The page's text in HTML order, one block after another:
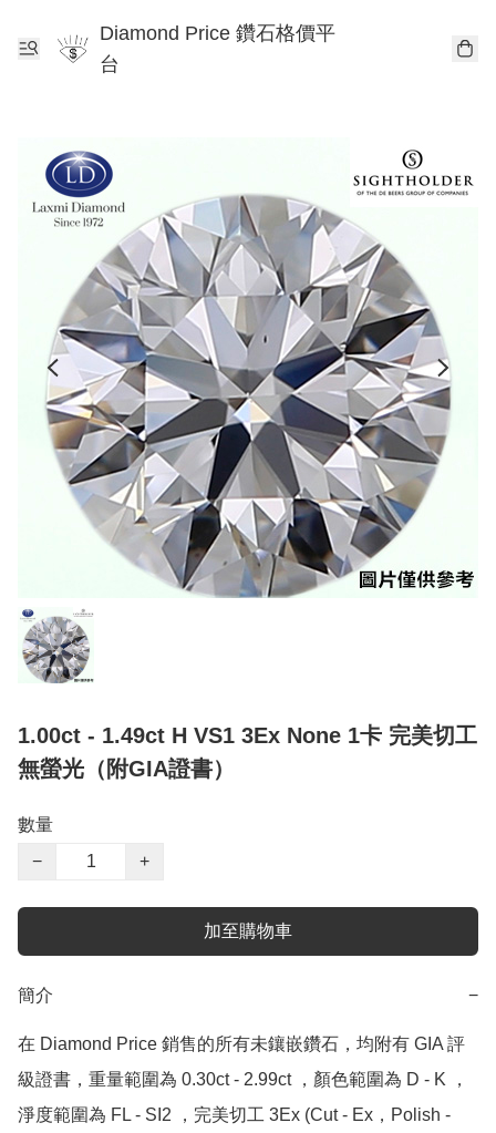
Diamond Price 鑽石格價平
台
1.00ct - 1.49ct H VS1 3Ex None 1卡 完美切工
無螢光（附GIA證書）
數量
−
+
加至購物車
簡介 −
在 Diamond Price 銷售的所有未鑲嵌鑽石，均附有 GIA 評
級證書，重量範圍為 0.30ct - 2.99ct ，顏色範圍為 D - K ，
淨度範圍為 FL - SI2 ，完美切工 3Ex (Cut - Ex，Polish -